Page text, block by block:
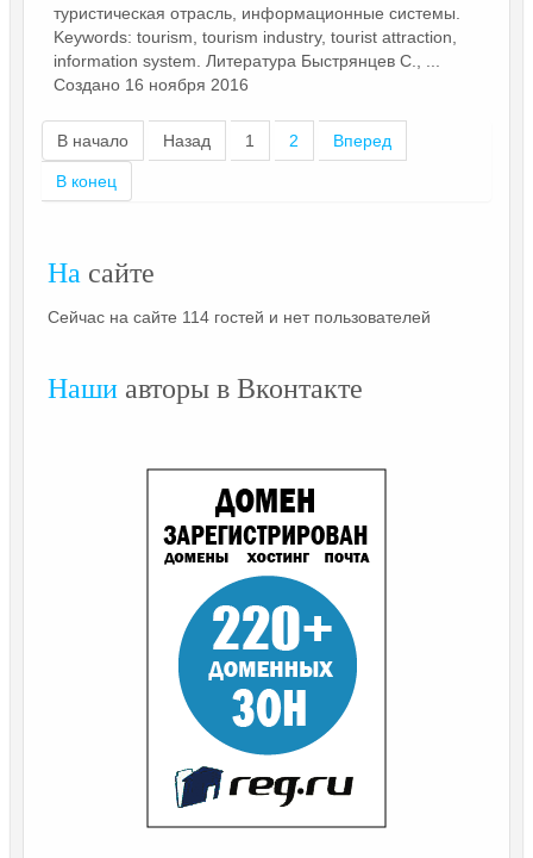
туристическая отрасль, информационные системы.
Keywords: tourism, tourism industry, tourist attraction,
information system. Литература Быстрянцев С., ...
Создано 16 ноября 2016
В начало Назад 1 2 Вперед
В конец
На сайте
Сейчас на сайте 114 гостей и нет пользователей
Наши авторы в Вконтакте